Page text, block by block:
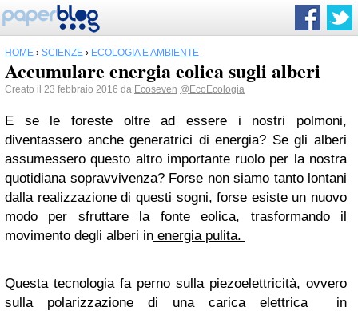
HOME › SCIENZE › ECOLOGIA E AMBIENTE
Accumulare energia eolica sugli alberi
Creato il 23 febbraio 2016 da Ecoseven @EcoEcologia
E se le foreste oltre ad essere i nostri polmoni,
diventassero anche generatrici di energia? Se gli alberi
assumessero questo altro importante ruolo per la nostra
quotidiana sopravvivenza? Forse non siamo tanto lontani
dalla realizzazione di questi sogni, forse esiste un nuovo
modo per sfruttare la fonte eolica, trasformando il
movimento degli alberi in energia pulita.
Questa tecnologia fa perno sulla piezoelettricità, ovvero
sulla polarizzazione di una carica elettrica in